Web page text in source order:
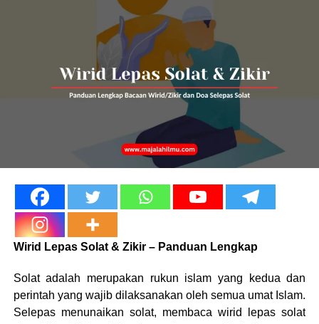
Wirid Lepas Solat & Zikir – Panduan Lengkap
Solat adalah merupakan rukun islam yang kedua dan
perintah yang wajib dilaksanakan oleh semua umat Islam.
Selepas menunaikan solat, membaca wirid lepas solat